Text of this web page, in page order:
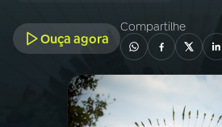
A RÁDIO
PROGRAMAÇÃO
Ouça agora
Compartilhe